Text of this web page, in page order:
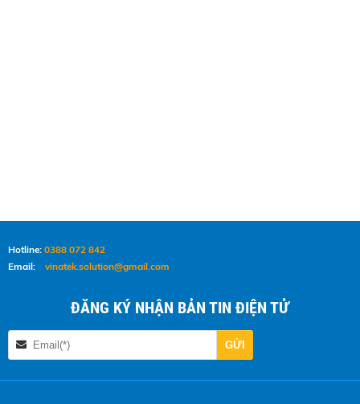
Hotline: 0388 072 842
Email: vinatek.solution@gmail.com
ĐĂNG KÝ NHẬN BẢN TIN ĐIỆN TỬ